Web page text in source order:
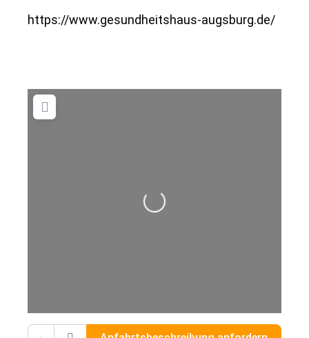
https://www.gesundheitshaus-augsburg.de/
Gib deinen Standort ein.